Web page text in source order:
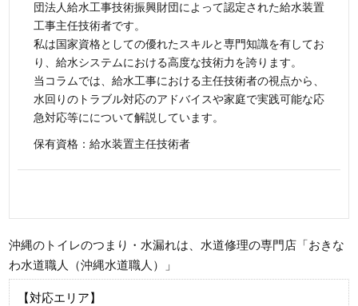
団法人給水工事技術振興財団によって認定された給水装置
工事主任技術者です。
私は国家資格としての優れたスキルと専門知識を有してお
り、給水システムにおける高度な技術力を誇ります。
当コラムでは、給水工事における主任技術者の視点から、
水回りのトラブル対応のアドバイスや家庭で実践可能な応
急対応等にについて解説しています。
保有資格：給水装置主任技術者
沖縄のトイレのつまり・水漏れは、水道修理の専門店「おきな
わ水道職人（沖縄水道職人）」
【対応エリア】